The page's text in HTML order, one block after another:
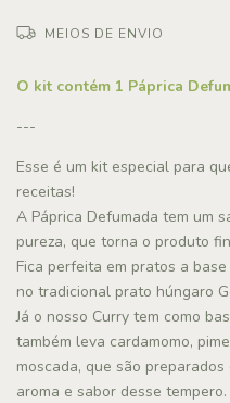
MEIOS DE ENVIO
O kit contém 1 Páprica
---
Esse é um kit especial para
receitas!
A Páprica Defumada tem um
pureza, que torna o produto
Fica perfeita em pratos a
no tradicional prato húngaro
Já o nosso Curry tem como
também leva cardamomo,
moscada, que são
aroma e sabor desse tempero.